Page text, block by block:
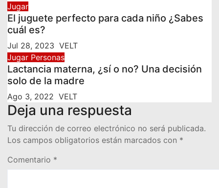
Jugar
El juguete perfecto para cada niño ¿Sabes
cuál es?
Jul 28, 2023 VELT
Jugar Personas
Lactancia materna, ¿sí o no? Una decisión
solo de la madre
Ago 3, 2022 VELT
Deja una respuesta
Tu dirección de correo electrónico no será publicada.
Los campos obligatorios están marcados con *
Comentario *